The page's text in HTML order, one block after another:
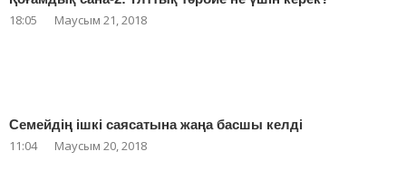
18:05 Маусым 21, 2018
Семейдің ішкі саясатына жаңа басшы келді
11:04 Маусым 20, 2018